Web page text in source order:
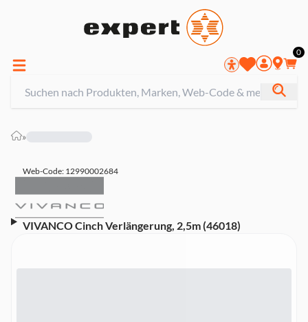
0
»
Web-Code: 12990002684
VIVANCO Cinch Verlängerung, 2,5m (46018)